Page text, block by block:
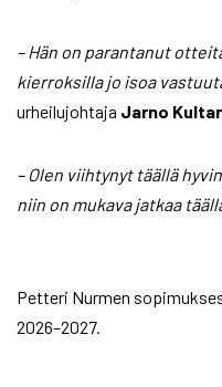
– Hän on parantanut
kierroksilla jo isoa
urheilujohtaja Jarno
– Olen viihtynyt täällä
niin on mukava jatkaa
Petteri Nurmen
2026–2027.